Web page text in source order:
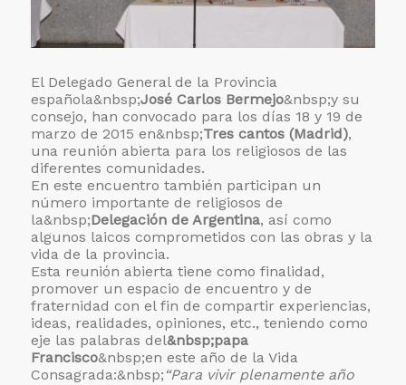
El Delegado General de la Provincia
española&nbsp;José Carlos Bermejo&nbsp;y su
consejo, han convocado para los días 18 y 19 de
marzo de 2015 en&nbsp;Tres cantos (Madrid),
una reunión abierta para los religiosos de las
diferentes comunidades.
En este encuentro también participan un
número importante de religiosos de
la&nbsp;Delegación de Argentina, así como
algunos laicos comprometidos con las obras y la
vida de la provincia.
Esta reunión abierta tiene como finalidad,
promover un espacio de encuentro y de
fraternidad con el fin de compartir experiencias,
ideas, realidades, opiniones, etc., teniendo como
eje las palabras del&nbsp;papa
Francisco&nbsp;en este año de la Vida
Consagrada:&nbsp; “Para vivir plenamente año